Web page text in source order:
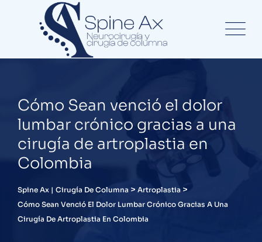
Cómo Sean venció el dolor
lumbar crónico gracias a una
cirugía de artroplastia en
Colombia
Spine Ax | Cirugía De Columna > Artroplastia >
Cómo Sean Venció El Dolor Lumbar Crónico Gracias A Una
Cirugía De Artroplastia En Colombia